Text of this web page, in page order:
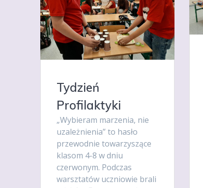
Tydzień
Profilaktyki
„Wybieram marzenia, nie
uzależnienia” to hasło
przewodnie towarzyszące
klasom 4-8 w dniu
czerwonym. Podczas
warsztatów uczniowie brali